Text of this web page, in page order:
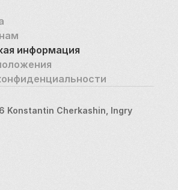
информация
Konstantin Cherkashin, Ingry